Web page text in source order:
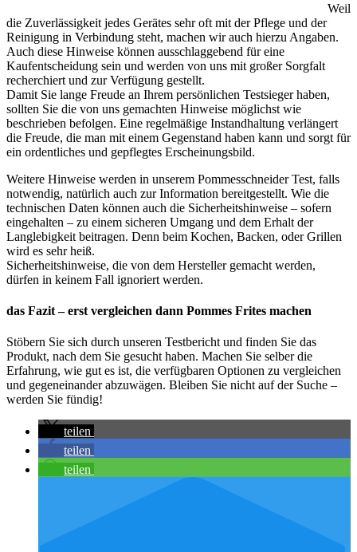
Weil
die Zuverlässigkeit jedes Gerätes sehr oft mit der Pflege und der
Reinigung in Verbindung steht, machen wir auch hierzu Angaben.
Auch diese Hinweise können ausschlaggebend für eine
Kaufentscheidung sein und werden von uns mit großer Sorgfalt
recherchiert und zur Verfügung gestellt.
Damit Sie lange Freude an Ihrem persönlichen Testsieger haben,
sollten Sie die von uns gemachten Hinweise möglichst wie
beschrieben befolgen. Eine regelmäßige Instandhaltung verlängert
die Freude, die man mit einem Gegenstand haben kann und sorgt für
ein ordentliches und gepflegtes Erscheinungsbild.
Weitere Hinweise werden in unserem Pommesschneider Test, falls
notwendig, natürlich auch zur Information bereitgestellt. Wie die
technischen Daten können auch die Sicherheitshinweise – sofern
eingehalten – zu einem sicheren Umgang und dem Erhalt der
Langlebigkeit beitragen. Denn beim Kochen, Backen, oder Grillen
wird es sehr heiß.
Sicherheitshinweise, die von dem Hersteller gemacht werden,
dürfen in keinem Fall ignoriert werden.
das Fazit – erst vergleichen dann Pommes Frites machen
Stöbern Sie sich durch unseren Testbericht und finden Sie das
Produkt, nach dem Sie gesucht haben. Machen Sie selber die
Erfahrung, wie gut es ist, die verfügbaren Optionen zu vergleichen
und gegeneinander abzuwägen. Bleiben Sie nicht auf der Suche –
werden Sie fündig!
teilen
teilen
teilen